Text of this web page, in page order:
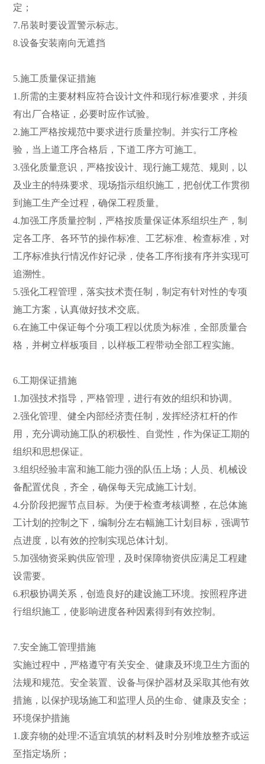
定；
7.吊装时要设置警示标志。
8.设备安装南向无遮挡
5.施工质量保证措施
1.所需的主要材料应符合设计文件和现行标准要求，并须
有出厂合格证，必要时应作试验。
2.施工严格按规范中要求进行质量控制。并实行工序检
验，当上道工序合格后，下道工序方可施工。
3.强化质量意识，严格按设计、现行施工规范、规则，以
及业主的特殊要求、现场指示组织施工，把创优工作贯彻
到施工生产全过程，确保工程质量。
4.加强工序质量控制，严格按质量保证体系组织生产，制
定各工序、各环节的操作标准、工艺标准、检查标准，对
工序标准执行情况作好记录，使各工序衔接有序并实现可
追溯性。
5.强化工程管理，落实技术责任制，制定有针对性的专项
施工方案，认真做好技术交底。
6.在施工中保证每个分项工程以优质为标准，全部质量合
格，并树立样板项目，以样板工程带动全部工程实施。
6.工期保证措施
1.加强技术指导，严格管理，进行有效的组织和协调。
2.强化管理、健全内部经济责任制，发挥经济杠杆的作
用，充分调动施工队的积极性、自觉性，作为保证工期的
组织和思想保证。
3.组织经验丰富和施工能力强的队伍上场；人员、机械设
备配置优良，齐全，确保每天完成施工计划。
4.分阶段把握节点目标。为便于检查考核调整，在总体施
工计划的控制之下，编制分左右幅施工计划目标，强调节
点进度，以有效的控制实现总体计划。
5.加强物资采购供应管理，及时保障物资供应满足工程建
设需要。
6.积极协调关系，创造良好的建设施工环境。按照程序进
行组织施工，使影响进度各种因素得到有效控制。
7.安全施工管理措施
实施过程中，严格遵守有关安全、健康及环境卫生方面的
法规和规范。安全装置、设备与保护器材及采取其他有效
措施，以保护现场施工和监理人员的生命、健康及安全；
环境保护措施
1.废弃物的处理:不适宜填筑的材料及时分别堆放整齐或运
至指定场所；